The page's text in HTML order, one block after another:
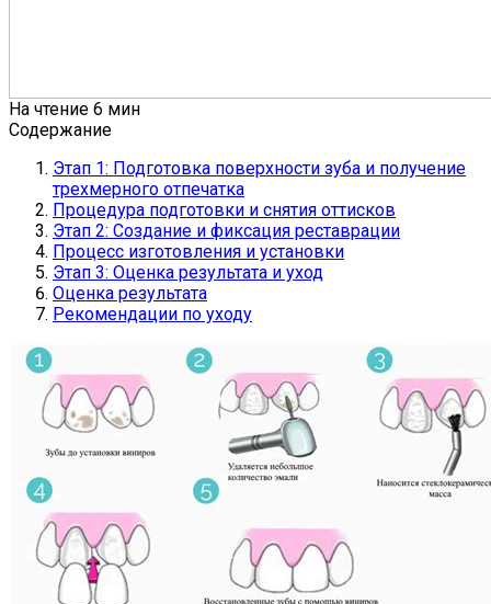
На чтение 6 мин
Содержание
Этап 1: Подготовка поверхности зуба и получение
трехмерного отпечатка
Процедура подготовки и снятия оттисков
Этап 2: Создание и фиксация реставрации
Процесс изготовления и установки
Этап 3: Оценка результата и уход
Оценка результата
Рекомендации по уходу